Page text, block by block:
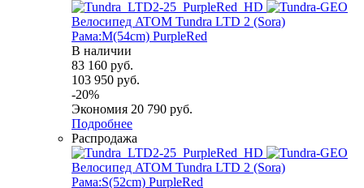
Велосипед ATOM Tundra LTD 2 (Sora)
Рама:M(54cm) PurpleRed
В наличии
83 160 руб.
103 950 руб.
-20%
Экономия 20 790 руб.
Подробнее
Распродажа
Велосипед ATOM Tundra LTD 2 (Sora)
Рама:S(52cm) PurpleRed